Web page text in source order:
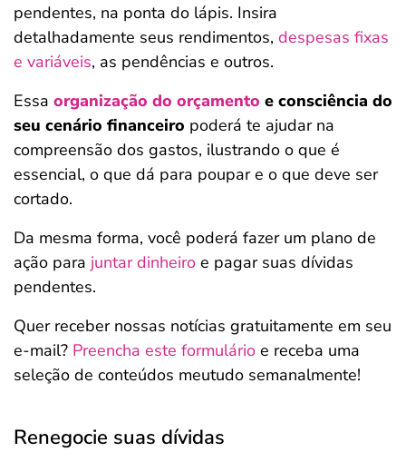
pendentes, na ponta do lápis. Insira
detalhadamente seus rendimentos, despesas fixas
e variáveis, as pendências e outros.
Essa organização do orçamento e consciência do
seu cenário financeiro poderá te ajudar na
compreensão dos gastos, ilustrando o que é
essencial, o que dá para poupar e o que deve ser
cortado.
Da mesma forma, você poderá fazer um plano de
ação para juntar dinheiro e pagar suas dívidas
pendentes.
Quer receber nossas notícias gratuitamente em seu
e-mail? Preencha este formulário e receba uma
seleção de conteúdos meutudo semanalmente!
Renegocie suas dívidas